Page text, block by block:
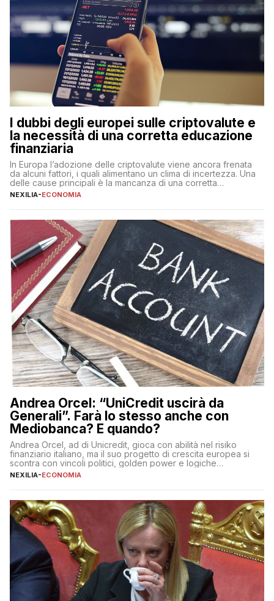
I dubbi degli europei sulle criptovalute e
la necessità di una corretta educazione
finanziaria
In Europa l’adozione delle criptovalute viene ancora frenata
da alcuni fattori, i quali alimentano un clima di incertezza. Una
delle cause principali è la mancanza di una corretta
educazione finanziaria, che impedisce ad una larga parte della
sulle criptovalute: […]
NEXILIA-ECONOMIA
Andrea Orcel: “UniCredit uscirà da
Generali”. Farà lo stesso anche con
Mediobanca? E quando?
Andrea Orcel, ad di Unicredit, gioca con abilità nel risiko
finanziario italiano, ma il suo progetto di crescita europea si
scontra con vincoli politici, golden power e logiche
protezionistiche. Orcel e la mossa su Generali Andrea Orcel,
NEXILIA-ECONOMIA